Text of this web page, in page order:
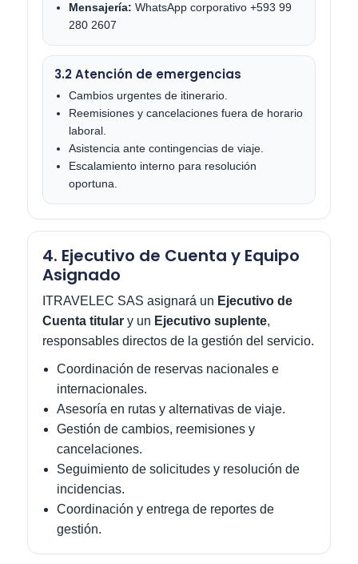
Mensajería: WhatsApp corporativo +593 99
280 2607
3.2 Atención de emergencias
Cambios urgentes de itinerario.
Reemisiones y cancelaciones fuera de horario
laboral.
Asistencia ante contingencias de viaje.
Escalamiento interno para resolución
oportuna.
4. Ejecutivo de Cuenta y Equipo
Asignado
ITRAVELEC SAS asignará un Ejecutivo de
Cuenta titular y un Ejecutivo suplente,
responsables directos de la gestión del servicio.
Coordinación de reservas nacionales e
internacionales.
Asesoría en rutas y alternativas de viaje.
Gestión de cambios, reemisiones y
cancelaciones.
Seguimiento de solicitudes y resolución de
incidencias.
Coordinación y entrega de reportes de
gestión.